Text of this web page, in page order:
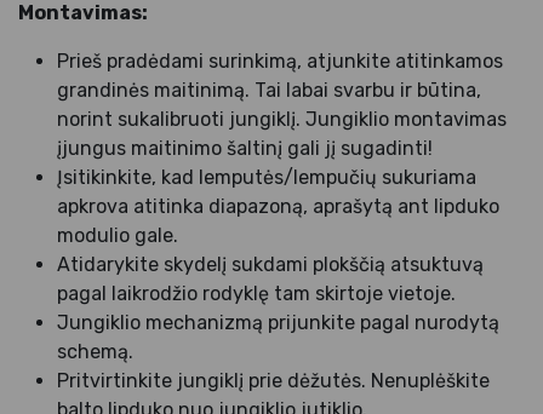
Montavimas:
Prieš pradėdami surinkimą, atjunkite atitinkamos
grandinės maitinimą. Tai labai svarbu ir būtina,
norint sukalibruoti jungiklį. Jungiklio montavimas
įjungus maitinimo šaltinį gali jį sugadinti!
Įsitikinkite, kad lemputės/lempučių sukuriama
apkrova atitinka diapazoną, aprašytą ant lipduko
modulio gale.
Atidarykite skydelį sukdami plokščią atsuktuvą
pagal laikrodžio rodyklę tam skirtoje vietoje.
Jungiklio mechanizmą prijunkite pagal nurodytą
schemą.
Pritvirtinkite jungiklį prie dėžutės. Nenuplėškite